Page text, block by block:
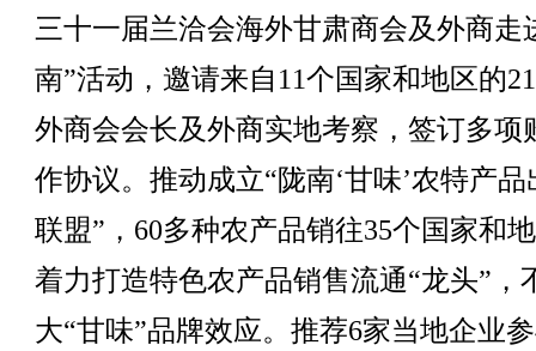
三十一届兰洽会海外甘肃商会及外商走
南”活动，邀请来自11个国家和地区的
外商会会长及外商实地考察，签订多项
作协议。推动成立“陇南‘甘味’农特产品
联盟”，60多种农产品销往35个国家和
着力打造特色农产品销售流通“龙头”，
大“甘味”品牌效应。推荐6家当地企业